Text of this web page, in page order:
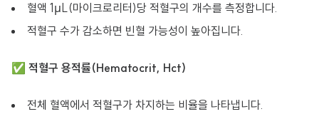
혈액 1μL(마이크로리터)당 적혈구의 개수를 측정합니다.
적혈구 수가 감소하면 빈혈 가능성이 높아집니다.
✅ 적혈구 용적률(Hematocrit, Hct)
전체 혈액에서 적혈구가 차지하는 비율을 나타냅니다.